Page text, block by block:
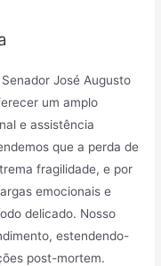
José Augusto
um amplo
e assistência
que a perda de
fragilidade, e por
emocionais e
delicado. Nosso
estendendo-
post-mortem.